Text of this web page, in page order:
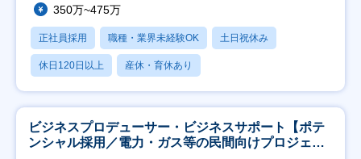
350万~475万
正社員採用 職種・業界未経験OK 土日祝休み
休日120日以上 産休・育休あり
ビジネスプロデューサー・ビジネスサポート【ポテ
ンシャル採用／電力・ガス等の民間向けプロジェク